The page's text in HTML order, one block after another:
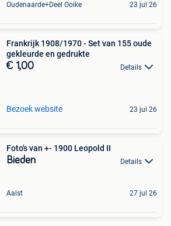
Oudenaarde+Deel Ooike 23 jul 26
Frankrijk 1908/1970 - Set van 155 oude
gekleurde en gedrukte
€ 1,00 Details
Bezoek website 23 jul 26
Foto's van +- 1900 Leopold II
Bieden Details
Aalst 27 jul 26